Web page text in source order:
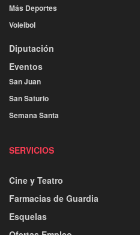
Más Deportes
Voleibol
Diputación
Eventos
San Juan
San Saturio
Semana Santa
SERVICIOS
Cine y Teatro
Farmacias de Guardia
Esquelas